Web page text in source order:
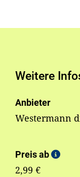
Weitere
Anbieter
Westermann
Preis ab
2,99 €